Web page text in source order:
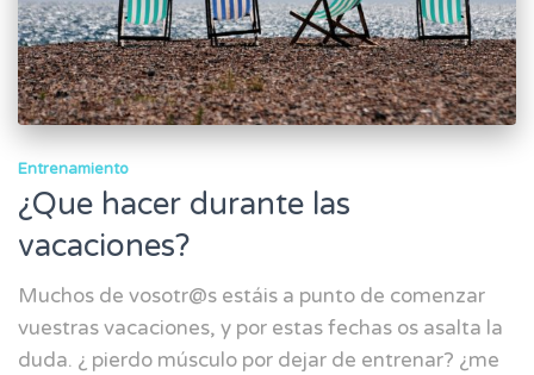
Entrenamiento
¿Que hacer durante las
vacaciones?
Muchos de vosotr@s estáis a punto de comenzar
vuestras vacaciones, y por estas fechas os asalta la
duda. ¿ pierdo músculo por dejar de entrenar? ¿me